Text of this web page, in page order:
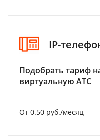
IP-
Подобрать тариф
виртуальную АТС
От 0.50 руб./месяц